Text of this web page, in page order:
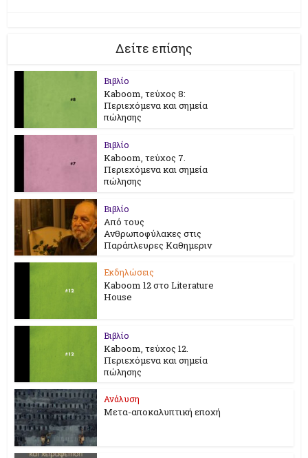
Δείτε επίσης
Βιβλίο
Kaboom, τεύχος 8:
Περιεχόμενα και σημεία
πώλησης
Βιβλίο
Kaboom, τεύχος 7.
Περιεχόμενα και σημεία
πώλησης
Βιβλίο
Από τους
Ανθρωποφύλακες στις
Παράπλευρες Καθημεριν
Εκδηλώσεις
Kaboom 12 στο Literature
House
Βιβλίο
Kaboom, τεύχος 12.
Περιεχόμενα και σημεία
πώλησης
Ανάλυση
Μετα-αποκαλυπτική εποχή